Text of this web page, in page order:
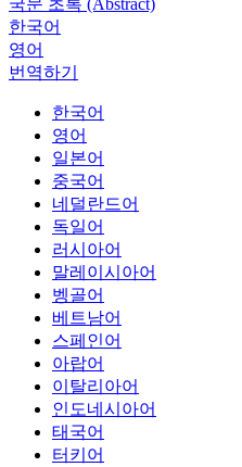
국문 초록 (Abstract)
한국어
영어
번역하기
한국어
영어
일본어
중국어
네덜란드어
독일어
러시아어
말레이시아어
벵골어
베트남어
스페인어
아랍어
이탈리아어
인도네시아어
태국어
터키어